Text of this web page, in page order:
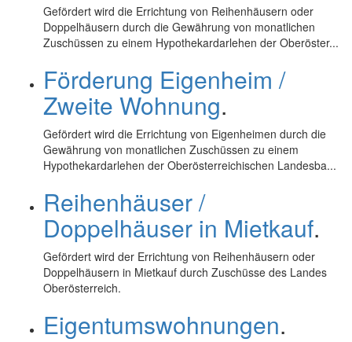
Gefördert wird die Errichtung von Reihenhäusern oder
Doppelhäusern durch die Gewährung von monatlichen
Zuschüssen zu einem Hypothekardarlehen der Oberöster...
Förderung Eigenheim /
Zweite Wohnung.
Gefördert wird die Errichtung von Eigenheimen durch die
Gewährung von monatlichen Zuschüssen zu einem
Hypothekardarlehen der Oberösterreichischen Landesba...
Reihenhäuser /
Doppelhäuser in Mietkauf.
Gefördert wird der Errichtung von Reihenhäusern oder
Doppelhäusern in Mietkauf durch Zuschüsse des Landes
Oberösterreich.
Eigentumswohnungen.